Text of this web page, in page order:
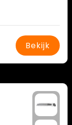
Bekijk